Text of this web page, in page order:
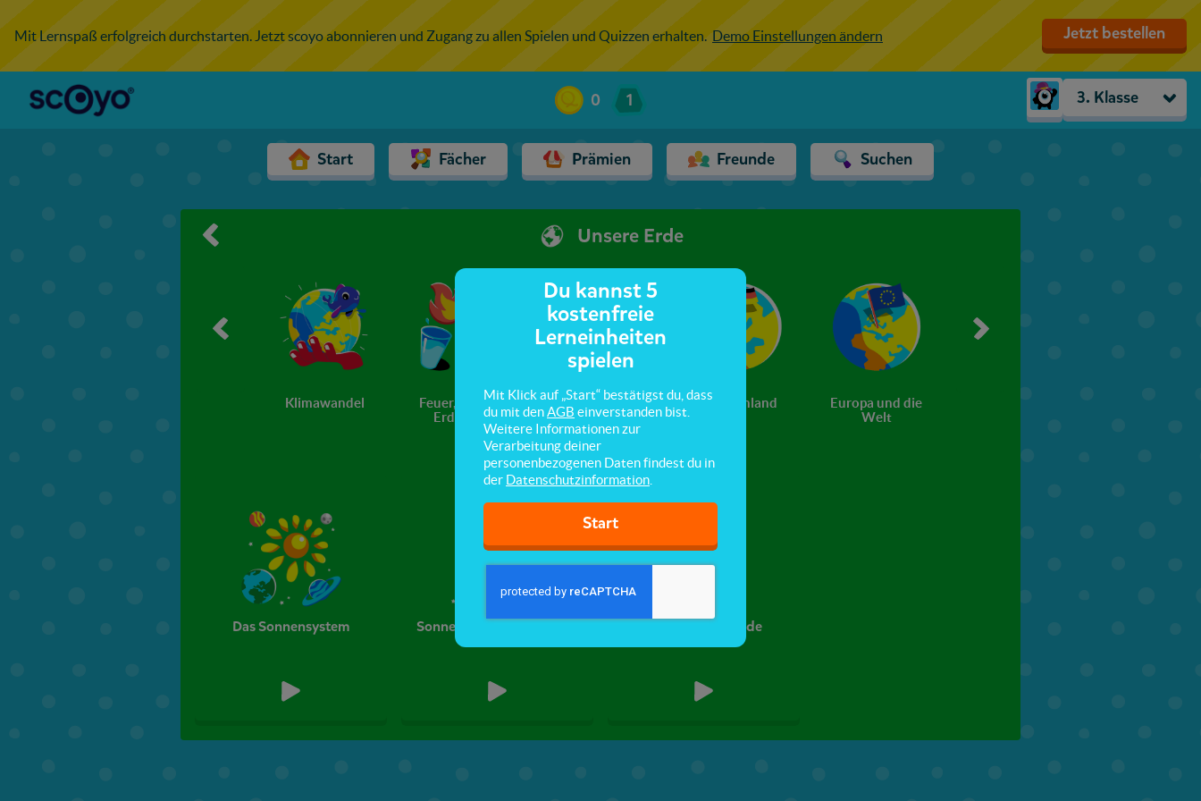
Mit Lernspaß erfolgreich durchstarten. Jetzt scoyo abonnieren und Zugang zu allen Spielen und Quizzen erhalten. Demo Einstellungen ändern Jetzt bestellen
0 1 3. Klasse
Start Fächer Prämien Freunde Suchen
Unsere Erde
Klimawandel
Feuer, Wasser,
Erde, Luft
Planeten & Sterne Deutschland
Europa und die
Welt
Das Sonnensystem Sonnensystem & Planeten Unser Planet: Erde
Du kannst 5
kostenfreie
Lerneinheiten
spielen
Mit Klick auf „Start“ bestätigst du, dass
du mit denAGB einverstanden bist.
Weitere Informationen zur
Verarbeitung deiner
personenbezogenen Daten findest du in
der Datenschutzinformation
Start